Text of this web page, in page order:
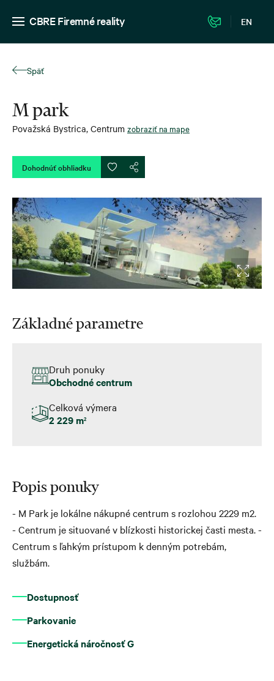
CBRE Firemné reality EN
Späť
M park
Považská Bystrica, Centrum zobraziť na mape
Dohodnúť obhliadku
Základné parametre
Druh ponuky
Obchodné centrum
Celková výmera
2 229 m2
Popis ponuky
- M Park je lokálne nákupné centrum s rozlohou 2229 m2.
- Centrum je situované v blízkosti historickej časti mesta. -
Centrum s ľahkým prístupom k denným potrebám,
službám.
Dostupnosť
Parkovanie
Energetická náročnosť G